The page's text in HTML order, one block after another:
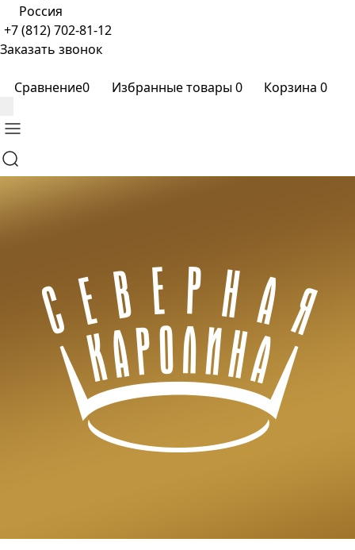
Россия
+7 (812) 702-81-12
Заказать звонок
Сравнение0 Избранные товары0 Корзина 0